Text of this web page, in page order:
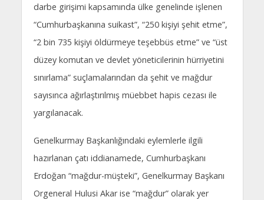
darbe girişimi kapsamında ülke genelinde işlenen
“Cumhurbaşkanına suikast”, “250 kişiyi şehit etme”,
“2 bin 735 kişiyi öldürmeye teşebbüs etme” ve “üst
düzey komutan ve devlet yöneticilerinin hürriyetini
sınırlama” suçlamalarından da şehit ve mağdur
sayısınca ağırlaştırılmış müebbet hapis cezası ile
yargılanacak.
Genelkurmay Başkanlığındaki eylemlerle ilgili
hazırlanan çatı iddianamede, Cumhurbaşkanı
Erdoğan “mağdur-müşteki”, Genelkurmay Başkanı
Orgeneral Hulusi Akar ise “mağdur” olarak yer